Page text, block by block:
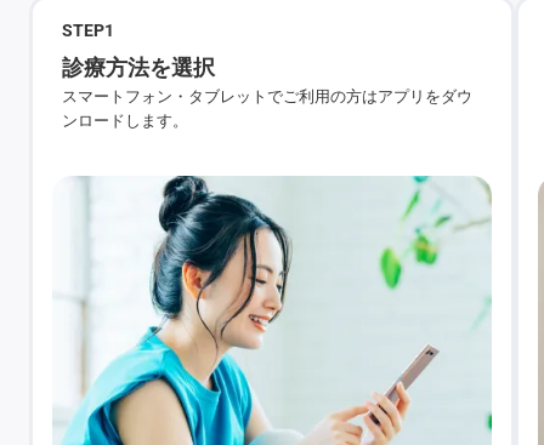
STEP1
診療方法を選択
スマートフォン・タブレットでご利用の方はアプリをダウ
ンロードします。